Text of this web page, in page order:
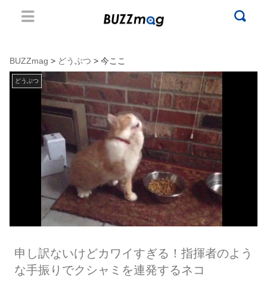
BUZZmag > どうぶつ > 今ここ
どうぶつ
申し訳ないけどカワイすぎる！指揮者のよう
な手振りでクシャミを連発するネコ